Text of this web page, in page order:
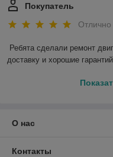
Покупатель
Отлично
Ребята сделали ремонт
доставку и хорошие
О нас
Контакты